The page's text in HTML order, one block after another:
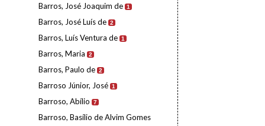
Barros, José Joaquim de 1
Barros, José Luís de 2
Barros, Luís Ventura de 1
Barros, Maria 2
Barros, Paulo de 2
Barroso Júnior, José 1
Barroso, Abílio 7
Barroso, Basílio de Alvim Gomes